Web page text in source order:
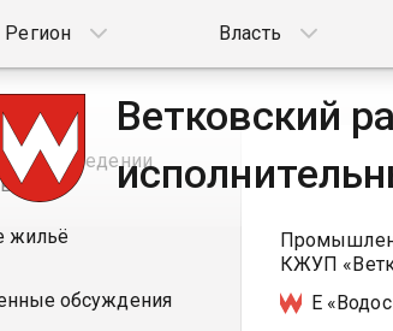
Регион Власть
Ветковский
о проведении
жильё
обсуждения
КЖУП
E